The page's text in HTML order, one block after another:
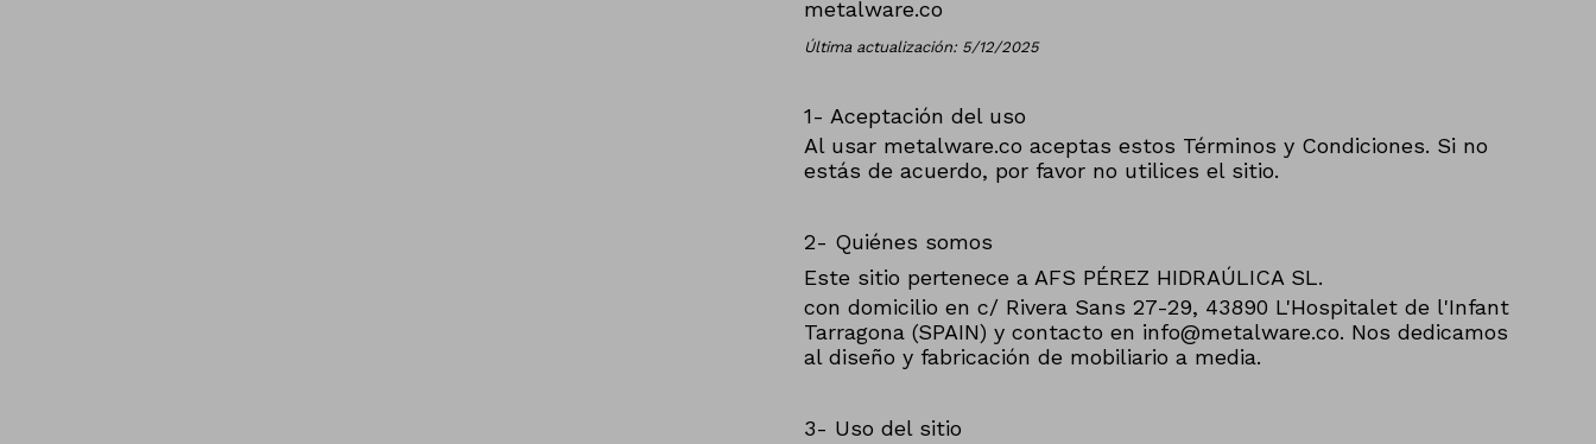
metalware.co
Última actualización: 5/12/2025
1- Aceptación del uso
Al usar metalware.co aceptas estos Términos y Condiciones. Si no
estás de acuerdo, por favor no utilices el sitio.
2- Quiénes somos
Este sitio pertenece a AFS PÉREZ HIDRAÚLICA SL.
con domicilio en c/ Rivera Sans 27-29, 43890 L'Hospitalet de l'Infant
Tarragona (SPAIN) y contacto en info@metalware.co. Nos dedicamos
al diseño y fabricación de mobiliario a media.
3- Uso del sitio